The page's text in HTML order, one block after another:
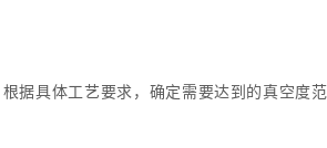
根据具体工艺要求，确定需要达到的真空度范